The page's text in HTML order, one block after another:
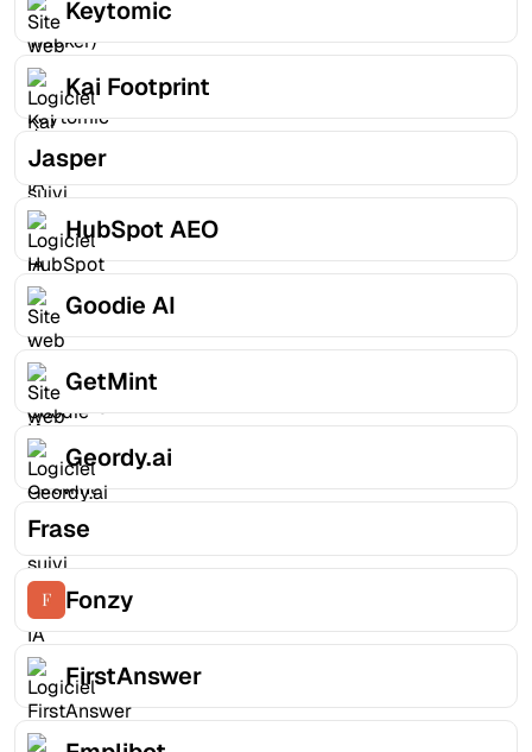
Keytomic
Kai Footprint
Jasper
HubSpot AEO
Goodie AI
GetMint
Geordy.ai
Frase
Fonzy
FirstAnswer